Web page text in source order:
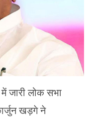
जारी लोक सभा
खड़गे ने